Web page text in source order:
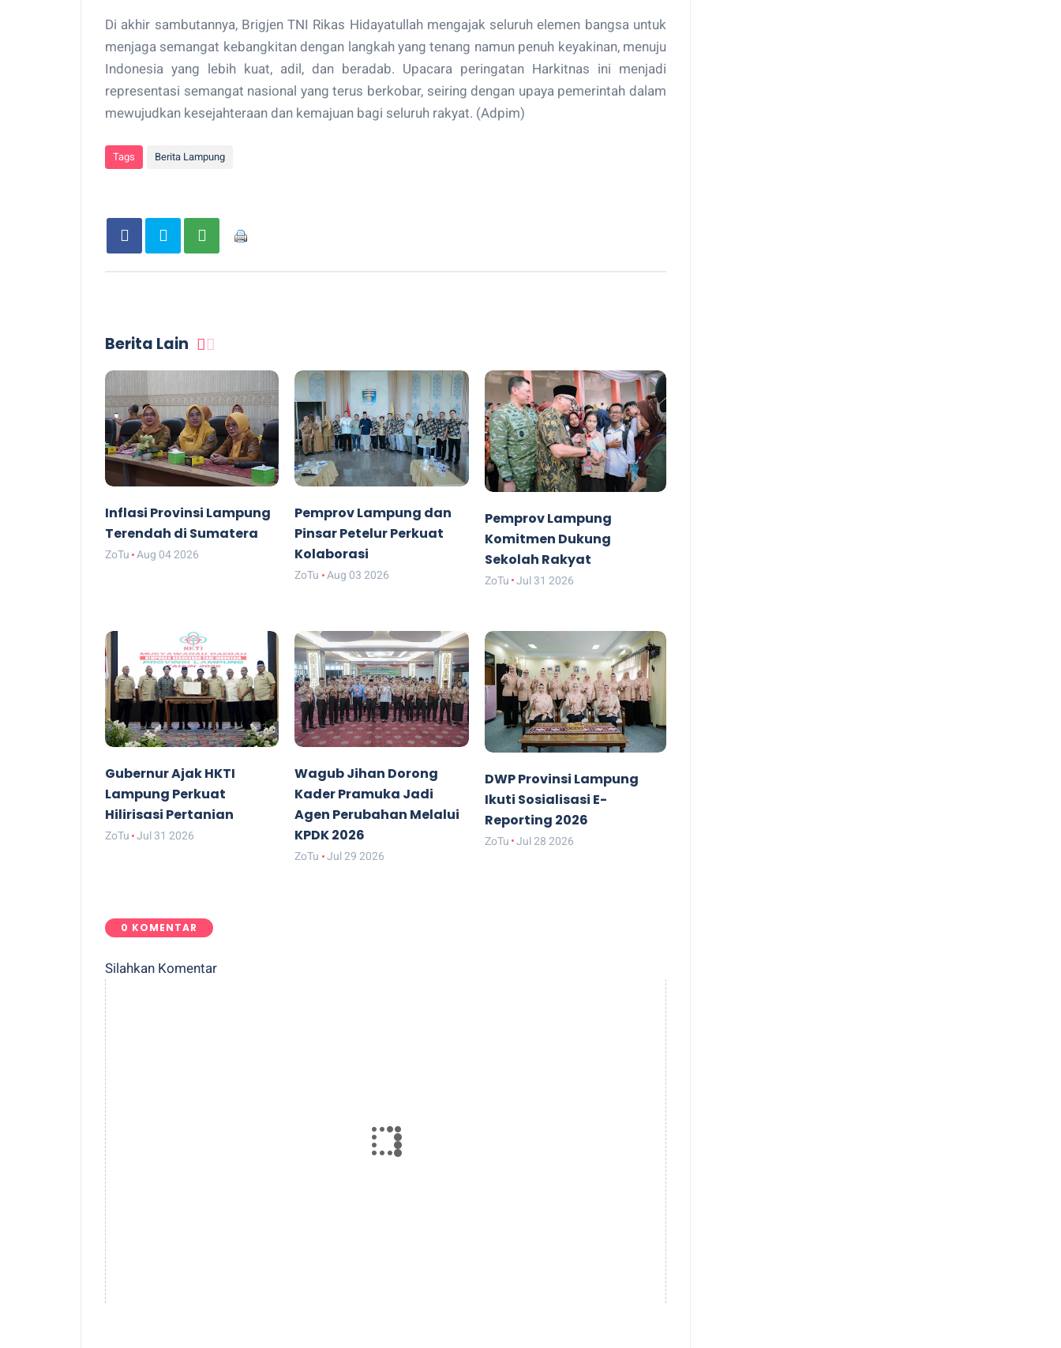
Di akhir sambutannya, Brigjen TNI Rikas Hidayatullah mengajak seluruh elemen bangsa untuk
menjaga semangat kebangkitan dengan langkah yang tenang namun penuh keyakinan, menuju
Indonesia yang lebih kuat, adil, dan beradab. Upacara peringatan Harkitnas ini menjadi
representasi semangat nasional yang terus berkobar, seiring dengan upaya pemerintah dalam
mewujudkan kesejahteraan dan kemajuan bagi seluruh rakyat. (Adpim)
Tags Berita Lampung
Berita Lain
Inflasi Provinsi Lampung
Terendah di Sumatera
ZoTu Aug 04 2026
Pemprov Lampung dan
Pinsar Petelur Perkuat
Kolaborasi
ZoTu Aug 03 2026
Pemprov Lampung
Komitmen Dukung
Sekolah Rakyat
ZoTu Jul 31 2026
Gubernur Ajak HKTI
Lampung Perkuat
Hilirisasi Pertanian
ZoTu Jul 31 2026
Wagub Jihan Dorong
Kader Pramuka Jadi
Agen Perubahan Melalui
KPDK 2026
ZoTu Jul 29 2026
DWP Provinsi Lampung
Ikuti Sosialisasi E-
Reporting 2026
ZoTu Jul 28 2026
0 KOMENTAR
Silahkan Komentar